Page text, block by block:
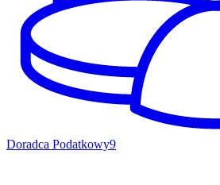
Doradca Podatkowy9